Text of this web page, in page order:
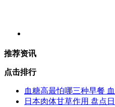
推荐资讯
点击排行
血糖高最怕哪三种早餐
日本肉体甘草作用 盘点